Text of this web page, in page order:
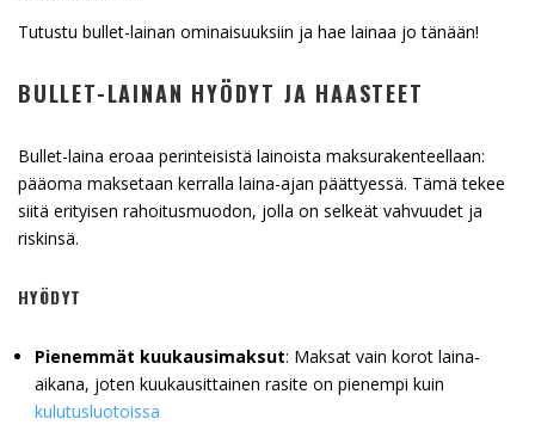
Tutustu bullet-lainan ominaisuuksiin ja hae lainaa jo tänään!
BULLET-LAINAN HYÖDYT JA HAASTEET
Bullet-laina eroaa perinteisistä lainoista maksurakenteellaan:
pääoma maksetaan kerralla laina-ajan päättyessä. Tämä tekee
siitä erityisen rahoitusmuodon, jolla on selkeät vahvuudet ja
riskinsä.
HYÖDYT
Pienemmät kuukausimaksut: Maksat vain korot laina-
aikana, joten kuukausittainen rasite on pienempi kuin
kulutusluotoissa